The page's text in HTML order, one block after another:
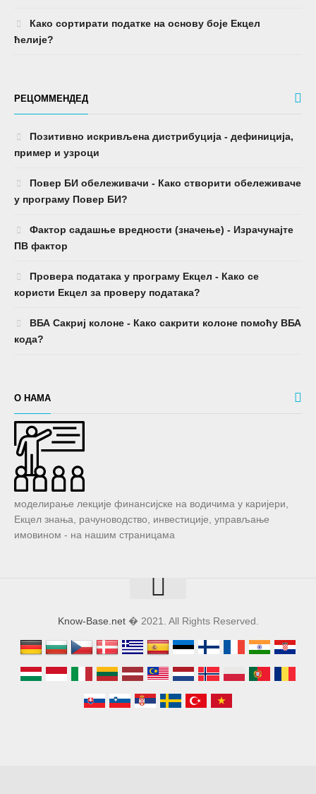
Како сортирати податке на основу боје Екцел
ћелије?
РЕЦОММЕНДЕД
Позитивно искривљена дистрибуција - дефиниција,
пример и узроци
Повер БИ обележивачи - Како створити обележиваче
у програму Повер БИ?
Фактор садашње вредности (значење) - Израчунајте
ПВ фактор
Провера података у програму Екцел - Како се
користи Екцел за проверу података?
ВБА Сакриј колоне - Како сакрити колоне помоћу ВБА
кода?
О НАМА
моделирање лекције финансијске на водичима у каријери,
Екцел знања, рачуноводство, инвестиције, управљање
имовином - на нашим страницама
Know-Base.net� 2021. All Rights Reserved.